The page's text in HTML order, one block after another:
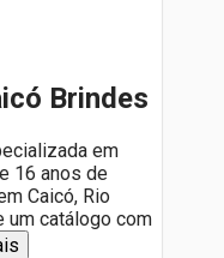
Brindes
em
16 anos de
Caicó, Rio
um catálogo com